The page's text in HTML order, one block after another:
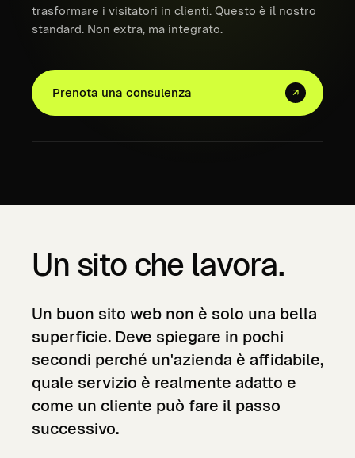
trasformare i visitatori in clienti. Questo è il nostro
standard. Non extra, ma integrato.
Prenota una consulenza ↗
Un sito che lavora.
Un buon sito web non è solo una bella
superficie. Deve spiegare in pochi
secondi perché un'azienda è affidabile,
quale servizio è realmente adatto e
come un cliente può fare il passo
successivo.